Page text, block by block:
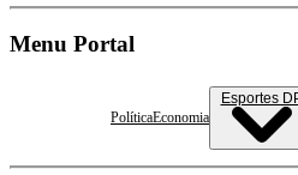
Menu Portal
PolíticaEconomia
Esportes